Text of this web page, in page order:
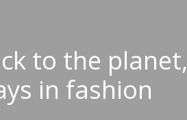
to the planet,
in fashion